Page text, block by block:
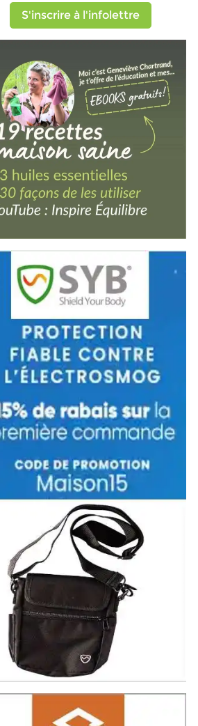
S'inscrire à l'infolettre